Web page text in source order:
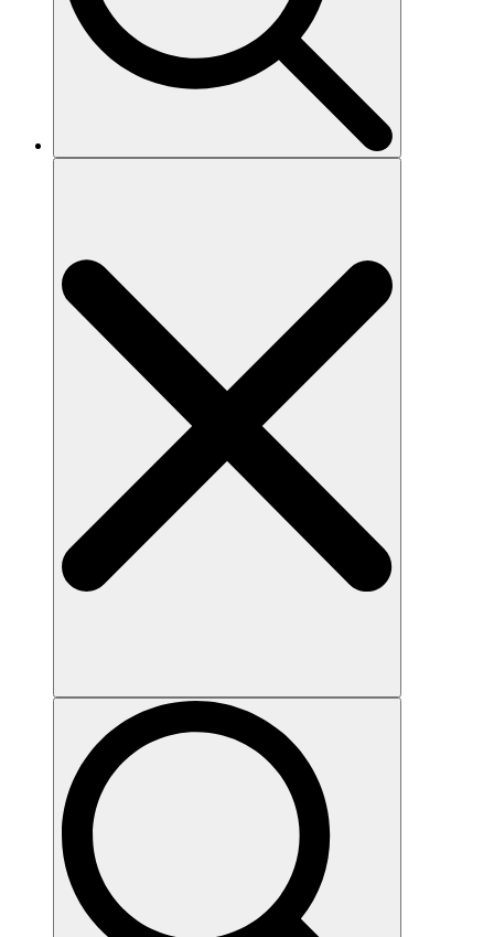
Search